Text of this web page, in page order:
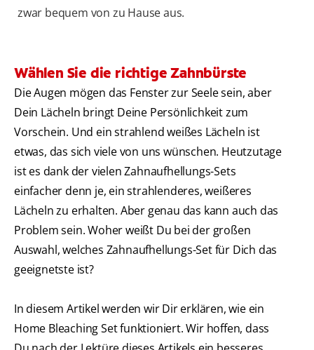
zwar bequem von zu Hause aus.
Wählen Sie die richtige Zahnbürste
Die Augen mögen das Fenster zur Seele sein, aber
Dein Lächeln bringt Deine Persönlichkeit zum
Vorschein. Und ein strahlend weißes Lächeln ist
etwas, das sich viele von uns wünschen. Heutzutage
ist es dank der vielen Zahnaufhellungs-Sets
einfacher denn je, ein strahlenderes, weißeres
Lächeln zu erhalten. Aber genau das kann auch das
Problem sein. Woher weißt Du bei der großen
Auswahl, welches Zahnaufhellungs-Set für Dich das
geeignetste ist?
In diesem Artikel werden wir Dir erklären, wie ein
Home Bleaching Set funktioniert. Wir hoffen, dass